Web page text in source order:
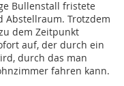
Bullenstall fristete
Abstellraum. Trotzdem
dem Zeitpunkt
auf, der durch ein
durch das man
fahren kann.